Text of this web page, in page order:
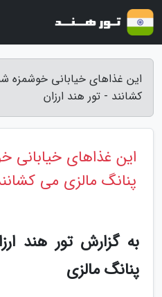
این غذاهای خیابانی خوشمزه
کشانند - تور هند ارزان
این غذاهای خیابانی
پنانگ مالزی می
به گزارش تور هند
پنانگ مالزی